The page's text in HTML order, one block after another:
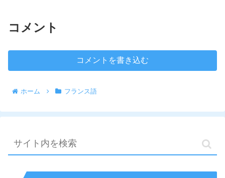
コメント
コメントを書き込む
ホーム フランス語